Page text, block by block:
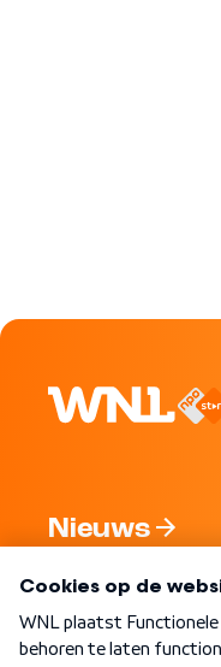
Nieuws
Nieuwsbrief